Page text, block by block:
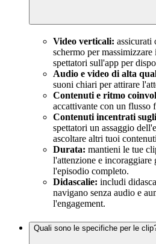
Video verticali: assicurati
schermo per
spettatori sull'app per
Audio e video di alta
suoni chiari per attirare
Contenuti e ritmo
accattivante con un flusso
Contenuti incentrati
spettatori un assaggio
ascoltare altri tuoi
Durata: mantieni le tue
l'attenzione e incoraggiare
l'episodio completo.
Didascalie: includi
navigano senza audio e
l'engagement.
Quali sono le specifiche per le